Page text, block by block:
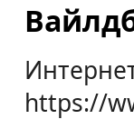
https://